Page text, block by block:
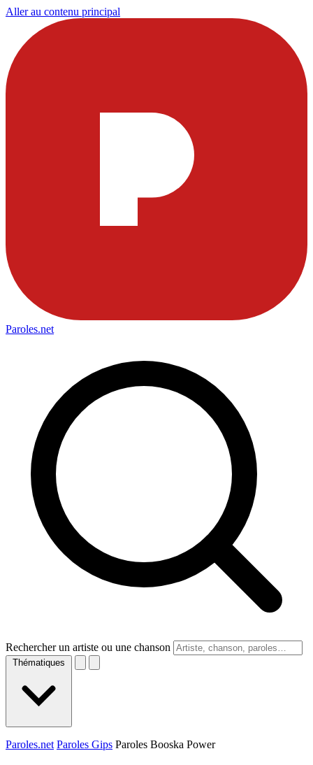
Aller au contenu principal
Paroles.net
Rechercher un artiste ou une chanson
Thématiques
Paroles.net Paroles Gips Paroles Booska Power